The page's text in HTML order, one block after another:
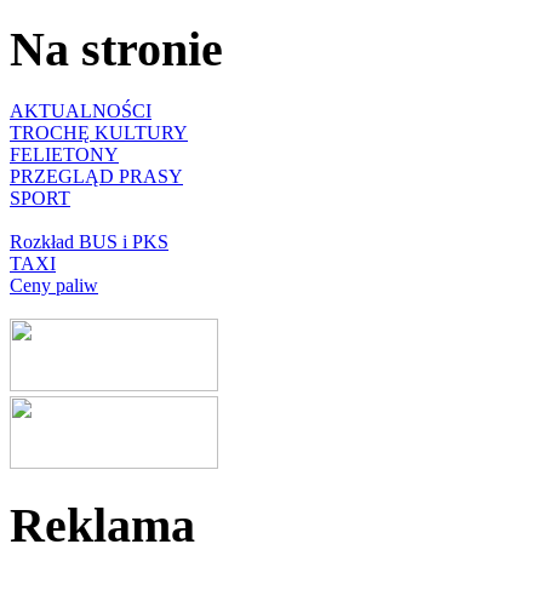
Na stronie
AKTUALNOŚCI
TROCHĘ KULTURY
FELIETONY
PRZEGLĄD PRASY
SPORT
Rozkład BUS i PKS
TAXI
Ceny paliw
Reklama